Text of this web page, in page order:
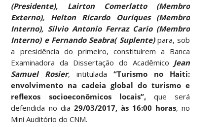
(Presidente), Lairton Comerlatto (Membro
Externo), Helton Ricardo Ouriques (Membro
Interno), Silvio Antonio Ferraz Cario (Membro
Interno) e Fernando Seabra( Suplente) para, sob
a presidência do primeiro, constituírem a Banca
Examinadora da Dissertação do Acadêmico Jean
Samuel Rosier, intitulada“Turismo no Haiti:
envolvimento na cadeia global do turismo e
reflexos socioeconômicos locais”,que será
defendida no dia 29/03/2017, às 16:00 horas, no
Mini Auditório do CNM.